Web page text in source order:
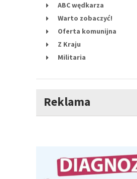
ABC wędkarza
Warto zobaczyć!
Oferta komunijna
Z Kraju
Militaria
Reklama